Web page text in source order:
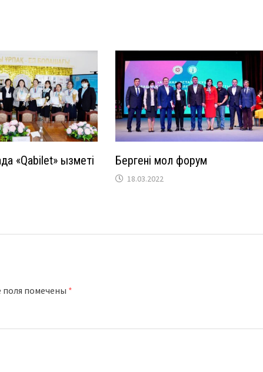
«Qabilet» қызметі
Бергені мол форум
18.03.2022
помечены *